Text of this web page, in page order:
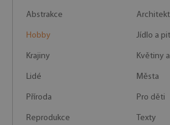
Abstrakce
Hobby Jídlo a
Krajiny Květiny
Lidé Města
Příroda Pro děti
Reprodukce Texty